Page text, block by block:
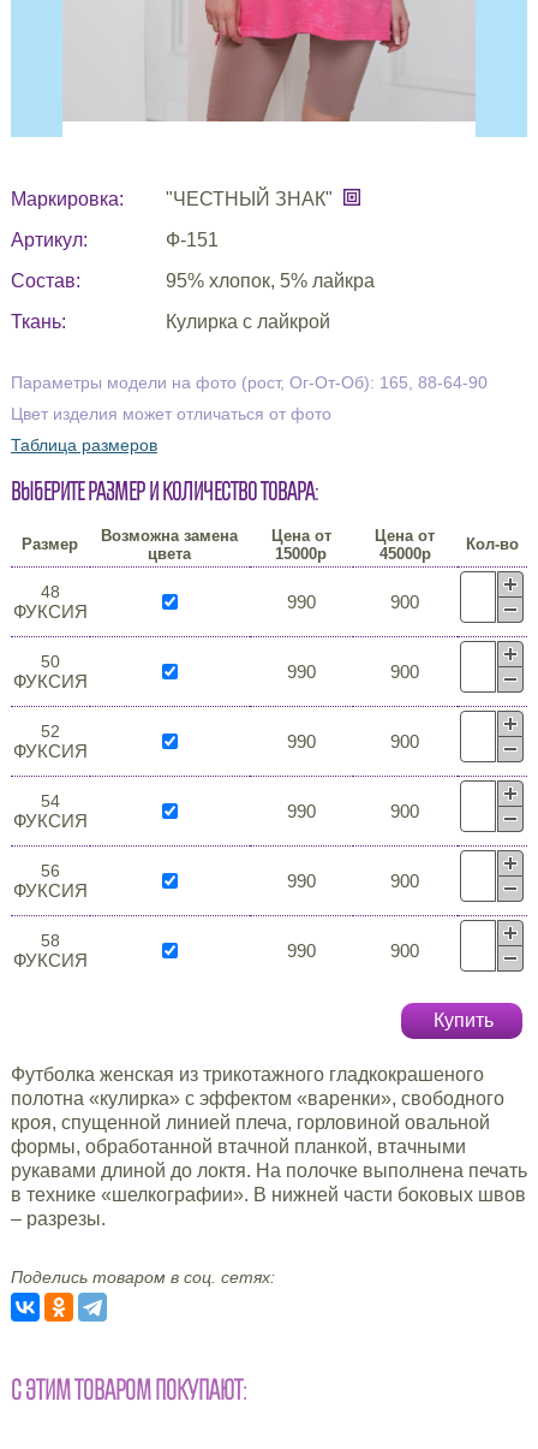
Маркировка:
"ЧЕСТНЫЙ ЗНАК"
Артикул:
Ф-151
Состав:
95% хлопок, 5% лайкра
Ткань:
Кулирка с лайкрой
Параметры модели на фото (рост, Ог-От-Об): 165, 88-64-90
Цвет изделия может отличаться от фото
Таблица размеров
Выберите размер и количество товара:
Размер
Возможна замена
цвета
Цена от
15000р
Цена от
45000р
Кол-во
48
ФУКСИЯ 990 900
50
ФУКСИЯ 990 900
52
ФУКСИЯ 990 900
54
ФУКСИЯ 990 900
56
ФУКСИЯ 990 900
58
ФУКСИЯ 990 900
Купить
Футболка женская из трикотажного гладкокрашеного
полотна «кулирка» с эффектом «варенки», свободного
кроя, спущенной линией плеча, горловиной овальной
формы, обработанной втачной планкой, втачными
рукавами длиной до локтя. На полочке выполнена печать
в технике «шелкографии». В нижней части боковых швов
– разрезы.
Поделись товаром в соц. сетях:
С ЭТИМ ТОВАРОМ ПОКУПАЮТ: